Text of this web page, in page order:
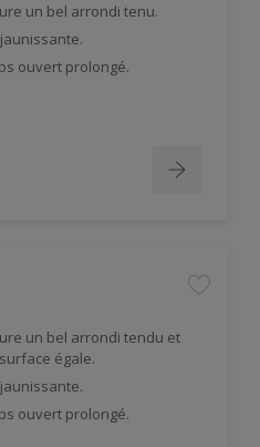
un bel arrondi tenu.
ouvert prolongé.
un bel arrondi tendu et
égale.
ouvert prolongé.